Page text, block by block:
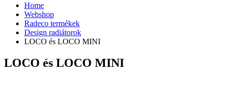
Home
Webshop
Radeco termékek
Design radiátorok
LOCO és LOCO MINI
LOCO és LOCO MINI